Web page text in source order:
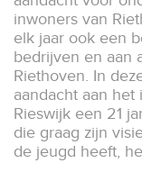
inwoners van
elk jaar ook een
bedrijven en aan
Riethoven. In
aandacht aan het
Rieswijk een 21
die graag zijn
de jeugd heeft,